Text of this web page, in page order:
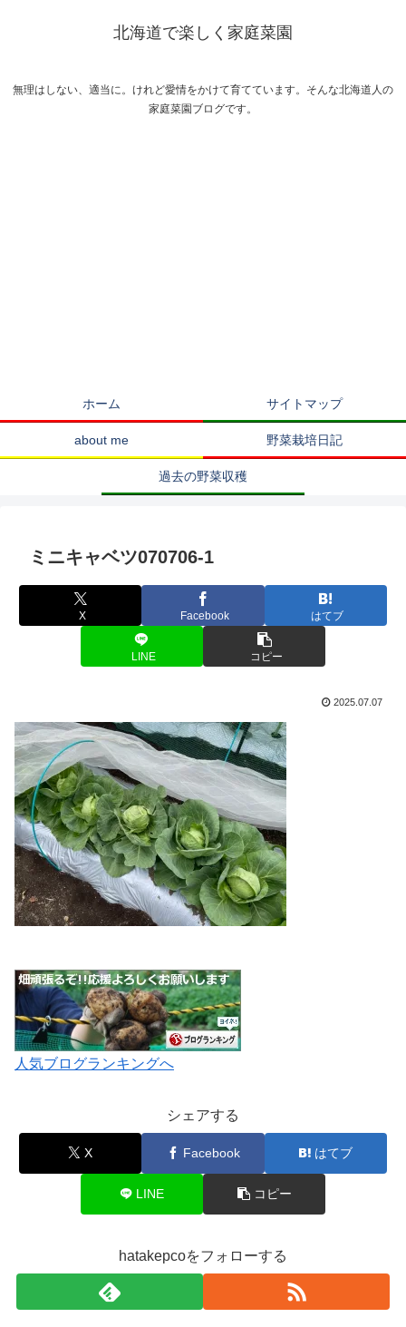
北海道で楽しく家庭菜園
無理はしない、適当に。けれど愛情をかけて育てています。そんな北海道人の
家庭菜園ブログです。
ホーム サイトマップ
about me 野菜栽培日記
過去の野菜収穫
ミニキャベツ070706-1
X Facebook はてブ
LINE コピー
2025.07.07
人気ブログランキングへ
シェアする
X Facebook はてブ
LINE コピー
hatakepcoをフォローする